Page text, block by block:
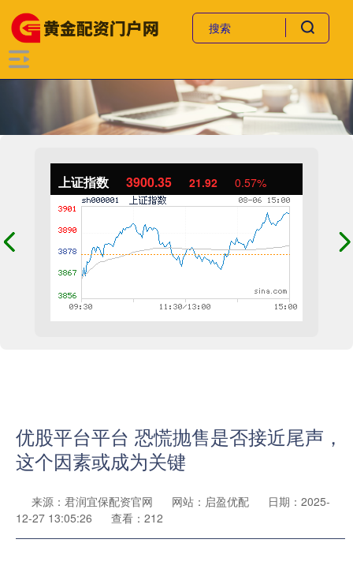
上证指数 3900.35 21.92 0.57%
优股平台平台 恐慌抛售是否接近尾声，
这个因素或成为关键
来源：君润宜保配资官网 网站：启盈优配
日期：2025-
12-27 13:05:26
查看：212